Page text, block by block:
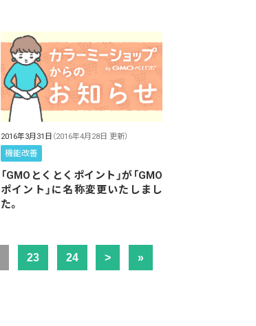
2016年3月31日 （2016年4月28日 更新）
機能改善
「GMOとくとくポイント」が「GMO
ポイント」に名称変更いたしまし
た。
23 24 > »